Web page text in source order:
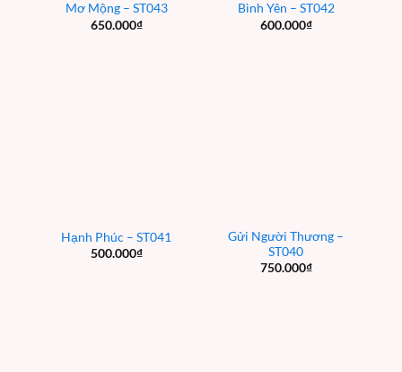
Mơ Mộng – ST043
650.000₫
Bình Yên – ST042
600.000₫
Hạnh Phúc – ST041
500.000₫
Gửi Người Thương –
ST040
750.000₫